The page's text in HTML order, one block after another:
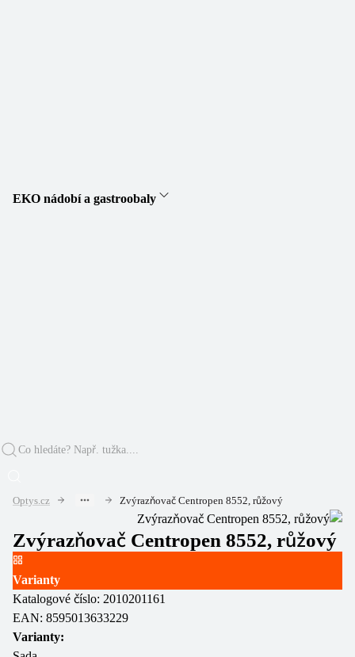
EKO nádobí a gastroobaly
Optys.cz Zvýrazňovač Centropen 8552, růžový
Zvýrazňovač Centropen 8552, růžový
Varianty
Katalogové číslo: 2010201161
EAN: 8595013633229
Varianty: